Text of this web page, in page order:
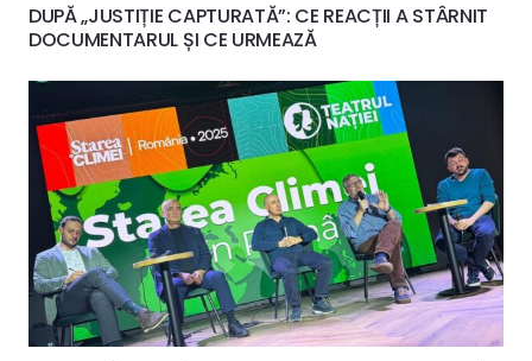
DUPĂ „JUSTIȚIE CAPTURATĂ”: CE REACȚII A STÂRNIT
DOCUMENTARUL ȘI CE URMEAZĂ